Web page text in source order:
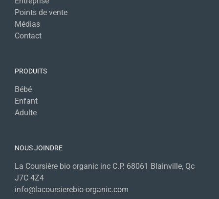
Points de vente
Médias
Contact
PRODUITS
Bébé
Enfant
Adulte
NOUS JOINDRE
La Coursière bio organic inc C.P. 68061 Blainville, Qc
J7C 4Z4
info@lacoursierebio-organic.com